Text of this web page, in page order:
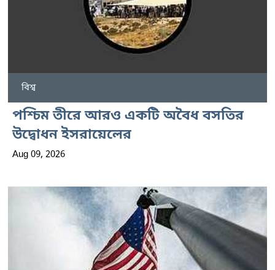
বিশ্ব
পশ্চিম তীরে আরও একটি অবৈধ বসতির
উদ্বোধন ইসরায়েলের
Aug 09, 2026